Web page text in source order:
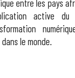
entre les pays
active
le monde.